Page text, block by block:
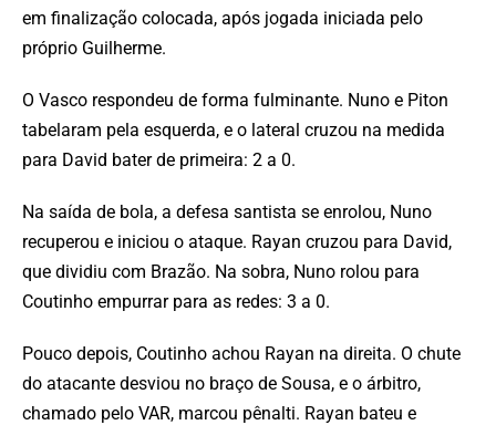
em finalização colocada, após jogada iniciada pelo
próprio Guilherme.
O Vasco respondeu de forma fulminante. Nuno e Piton
tabelaram pela esquerda, e o lateral cruzou na medida
para David bater de primeira: 2 a 0.
Na saída de bola, a defesa santista se enrolou, Nuno
recuperou e iniciou o ataque. Rayan cruzou para David,
que dividiu com Brazão. Na sobra, Nuno rolou para
Coutinho empurrar para as redes: 3 a 0.
Pouco depois, Coutinho achou Rayan na direita. O chute
do atacante desviou no braço de Sousa, e o árbitro,
chamado pelo VAR, marcou pênalti. Rayan bateu e